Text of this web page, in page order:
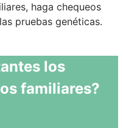
haga chequeos
pruebas genéticas.
los
familiares?